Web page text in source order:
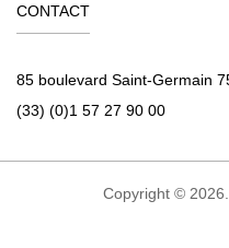
CONTACT
85 boulevard Saint-Germain
(33) (0)1 57 27 90 00
Copyright ©